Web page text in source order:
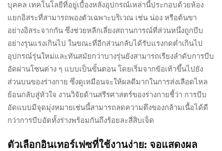
บุคคล เทคโนโลยีที่อยู่เบื้องหลังอุปกรณ์เหล่านี้ประกอบด้วยห้อง
แยกอิสระที่สามารถพองตัวเฉพาะบริเวณ เช่น น่อง หรือต้นขา
อย่างอิสระจากกัน ซึ่งช่วยหลีกเลี่ยงสถานการณ์ที่ส่วนหนึ่งถูกบีบ
อย่างรุนแรงเกินไป ในขณะที่อีกส่วนกลับได้รับแรงกดต่ำเกินไป
อุปกรณ์รุ่นใหม่และทันสมัยกว่าบางรุ่นยังสามารถเรียงลำดับการบีบ
อัดผ่านโซนต่าง ๆ แบบเป็นขั้นตอน โดยเริ่มจากข้อเท้าขึ้นไปยัง
ส่วนบนของร่างกาย ซึ่งดูเหมือนจะให้ผลดีมากในการส่งเลือดไหล
ย้อนกลับสู่หัวใจ งานวิจัยด้านสรีรศาสตร์ของร่างกายชี้ว่า การบีบ
อัดแบบมีจุดมุ่งหมายเช่นนี้สามารถลดความตึงของกล้ามเนื้อได้ดี
กว่าการบีบอัดทั้งร่างพร้อมกันถึงร้อยละสี่สิบเจ็ด
ตัวเลือกอินเทอร์เฟซที่ใช้งานง่าย: จอแสดงผล